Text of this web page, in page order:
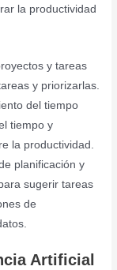
la productividad
y tareas
y priorizarlas.
del tiempo
tiempo y
la productividad.
planificación y
sugerir tareas
de
Artificial